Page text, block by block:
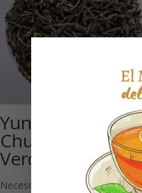
Yunnan Wild
Chun Mee: Té
Verde
Necesitas estar registrado para